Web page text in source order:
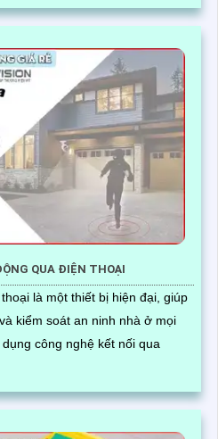
QUA ĐIỆN THOẠI
là một thiết bị hiện đại, giúp
kiểm soát an ninh nhà ở mọi